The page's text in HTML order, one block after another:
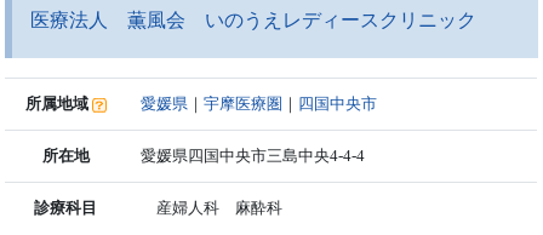
医療法人 薫風会 いのうえレディースクリニック
所属地域 愛媛県 ｜宇摩医療圏 ｜ 四国中央市
所在地 愛媛県四国中央市三島中央4-4-4
診療科目 産婦人科 麻酔科